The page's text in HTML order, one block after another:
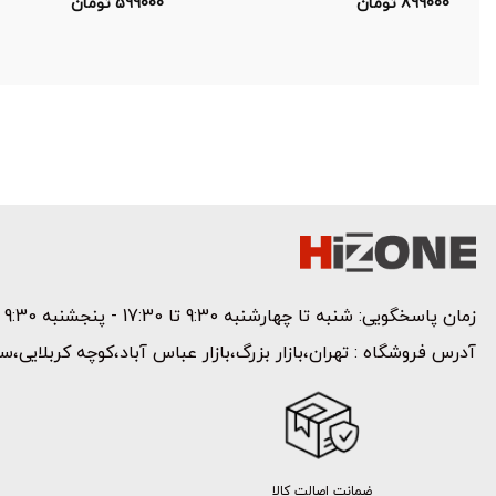
زمان پاسخگویی: شنبه تا چهارشنبه 9:30 تا 17:30 - پنجشنبه 9:30 تا 15 | تلفن پشتیبانی:
آدرس فروشگاه : تهران،بازار بزرگ،بازار عباس آباد،کوچه
ضمانت اصالت کالا